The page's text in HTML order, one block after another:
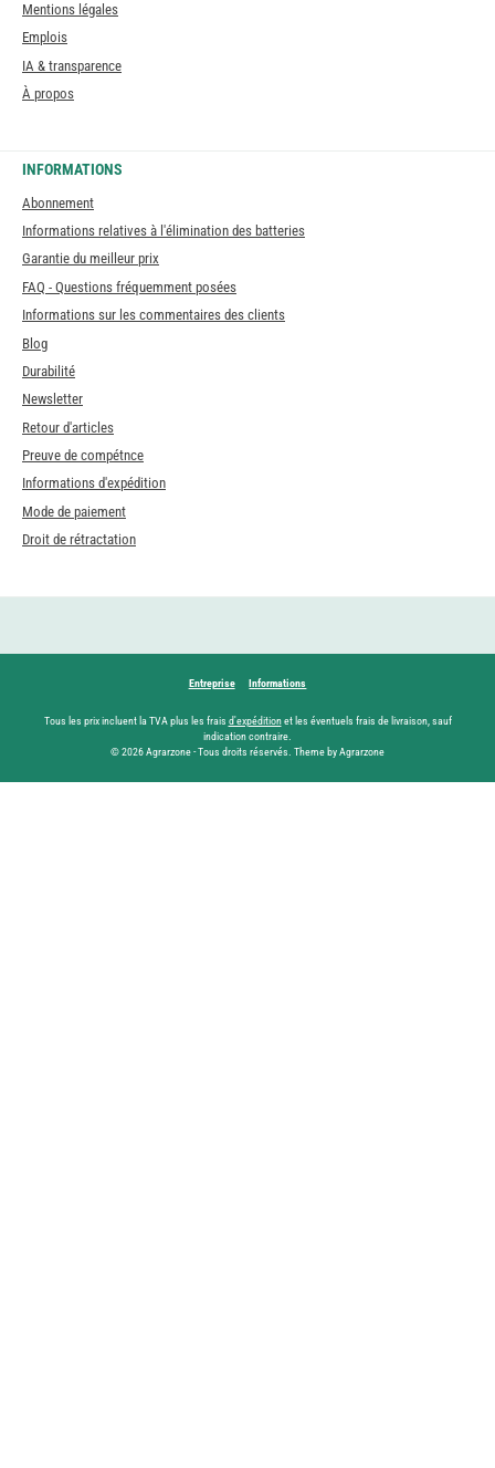
Mentions légales
Emplois
IA & transparence
À propos
INFORMATIONS
Abonnement
Informations relatives à l'élimination des batteries
Garantie du meilleur prix
FAQ - Questions fréquemment posées
Informations sur les commentaires des clients
Blog
Durabilité
Newsletter
Retour d'articles
Preuve de compétnce
Informations d'expédition
Mode de paiement
Droit de rétractation
Entreprise Informations
Tous les prix incluent la TVA plus les frais d'expéditionet les éventuels frais de livraison, sauf
indication contraire.
© 2026 Agrarzone - Tous droits réservés. Theme by Agrarzone